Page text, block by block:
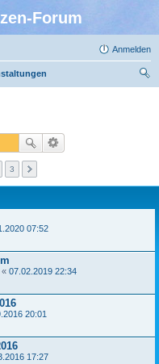
Forum
Anmelden
3
07:52
« 07.02.2019 22:34
20:01
17:27